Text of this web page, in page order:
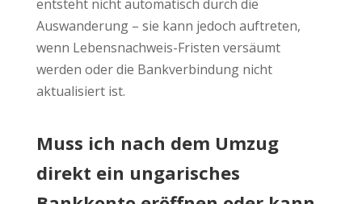
entsteht nicht automatisch durch die
Auswanderung – sie kann jedoch auftreten,
wenn Lebensnachweis-Fristen versäumt
werden oder die Bankverbindung nicht
aktualisiert ist.
Muss ich nach dem Umzug
direkt ein ungarisches